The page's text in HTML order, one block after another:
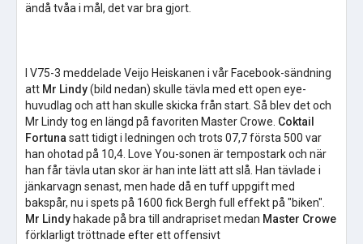
ändå tvåa i mål, det var bra gjort.
I V75-3 meddelade Veijo Heiskanen i vår Facebook-sändning
att Mr Lindy(bild nedan) skulle tävla med ett open eye-
huvudlag och att han skulle skicka från start. Så blev det och
Mr Lindy tog en längd på favoriten Master Crowe. Coktail
Fortuna satt tidigt i ledningen och trots 07,7 första 500 var
han ohotad på 10,4. Love You-sonen är tempostark och när
han får tävla utan skor är han inte lätt att slå. Han tävlade i
jänkarvagn senast, men hade då en tuff uppgift med
bakspår, nu i spets på 1600 fick Bergh full effekt på "biken".
Mr Lindy hakade på bra till andrapriset medan Master Crowe
förklarligt tröttnade efter ett offensivt